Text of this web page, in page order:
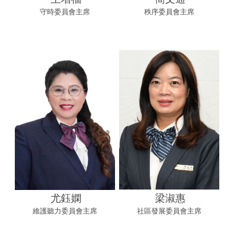
守時委員會主席 秩序委員會主席
尤鈺嫻
維護聽力委員會主席
梁淑惠
社區發展委員會主席